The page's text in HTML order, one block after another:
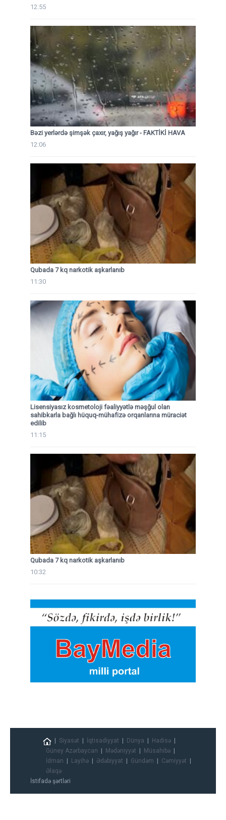
12:55
Bəzi yerlərdə şimşək çaxır, yağış yağır - FAKTİKİ HAVA
12:06
Qubada 7 kq narkotik aşkarlanıb
11:30
Lisensiyasız kosmetoloji fəaliyyətlə məşğul olan
sahibkarla bağlı hüquq-mühafizə orqanlarına müraciət
edilib
11:15
Qubada 7 kq narkotik aşkarlanıb
10:32
Siyasət İqtisadiyyat Dünya
Hadisə
Güney Azərbaycan
Mədəniyyət
Müsahibə
İdman
Layihə Ədəbiyyat Gündəm
Cəmiyyət
Əlaqə
İstifadə şərtləri